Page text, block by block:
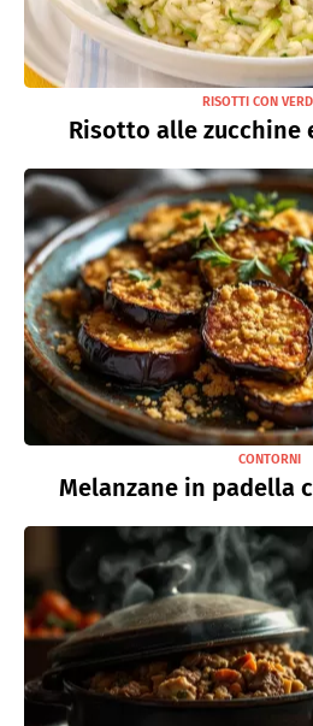
RISOTTI CON
Risotto alle zucchine
CONTORNI
Melanzane in padella